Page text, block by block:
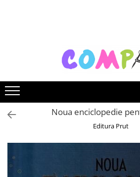
Noutăți Librăria Compas
Souvenir România
Rechizite școlare
Instrumente de scris
Stilouri școlare
Markere și textmarkere
Creioane grafice
Creioane mecanice
Noua enciclopedie
Editura Prut